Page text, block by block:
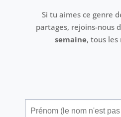
Si tu aimes ce genre
partages, rejoins-nous
semaine, tous les